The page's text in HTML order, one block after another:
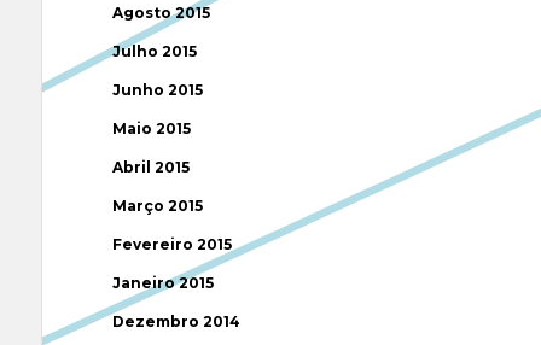
Agosto 2015
Julho 2015
Junho 2015
Maio 2015
Abril 2015
Março 2015
Fevereiro 2015
Janeiro 2015
Dezembro 2014